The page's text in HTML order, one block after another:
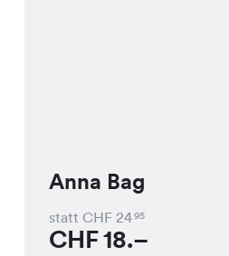
Anna Bag
statt CHF 2495
CHF18.–